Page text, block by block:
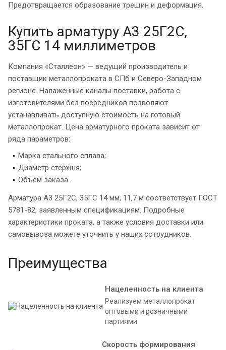
Предотвращается образование трещин и деформация.
Купить арматуру А3 25Г2С,
35ГС 14 миллиметров
Компания «Сталлеон» — ведущий производитель и
поставщик металлопроката в СПб и Северо-Западном
регионе. Налаженные каналы поставки, работа с
изготовителями без посредников позволяют
устанавливать доступную стоимость на готовый
металлопрокат. Цена арматурного проката зависит от
ряда параметров:
Марка стального сплава;
Диаметр стержня;
Объем заказа.
Арматура А3 25Г2С, 35ГС 14 мм, 11,7 м соответствует ГОСТ
5781-82, заявленным спецификациям. Подробные
характеристики проката, а также условия доставки или
самовывоза можете уточнить у наших сотрудников.
Преимущества
Нацеленность на клиента
Реализуем металлопрокат
оптовыми и розничными
партиями
Скорость формирования